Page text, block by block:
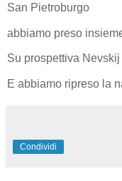
San Pietroburgo
abbiamo preso
Su prospettiva Nevskij
E abbiamo ripreso la
Condividi